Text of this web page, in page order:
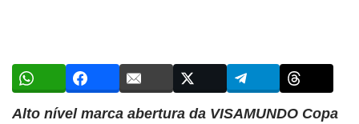
Alto nível marca abertura da VISAMUNDO Copa